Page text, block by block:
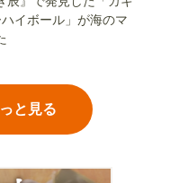
イボール」が海のマ
と見る